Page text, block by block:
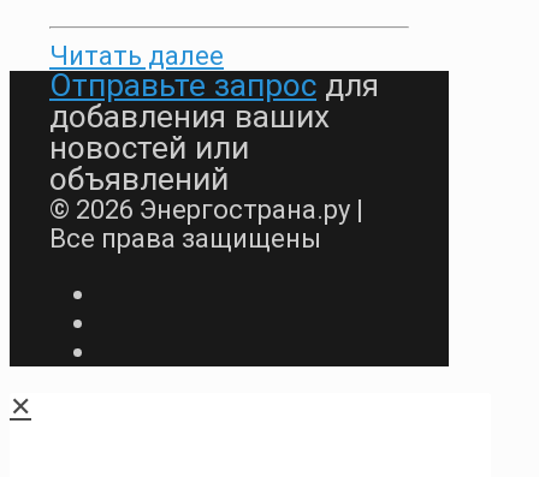
Читать далее
Отправьте запрос для
добавления ваших
новостей или
объявлений
© 2026 Энергострана.ру |
Все права защищены
✕